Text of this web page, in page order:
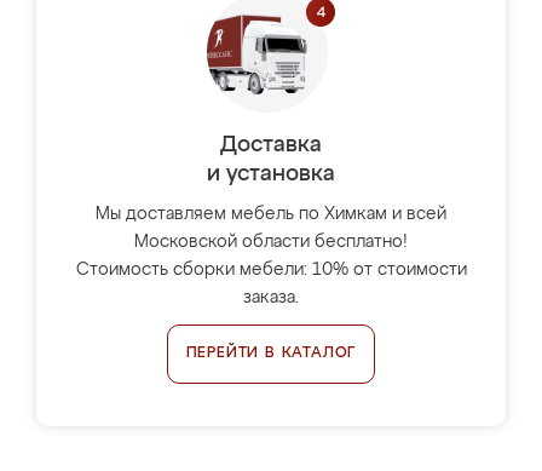
Доставка
и установка
Мы доставляем мебель по Химкам и всей
Московской области бесплатно!
Стоимость сборки мебели: 10% от стоимости
заказа.
ПЕРЕЙТИ В КАТАЛОГ